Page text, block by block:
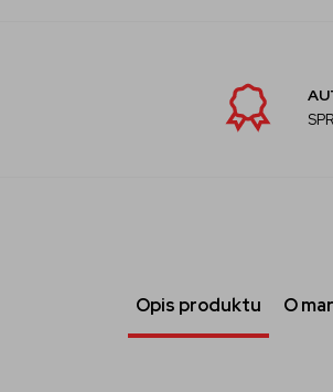
SPRZEDAWCA
Opis produktu O